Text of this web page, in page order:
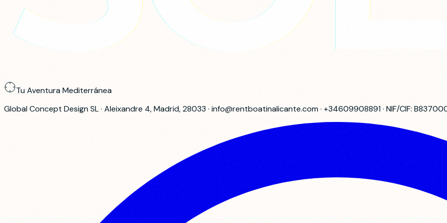
Tu Aventura Mediterránea
Global Concept Design SL · Aleixandre 4, Madrid, 28033 · info@rentboatinalicante.com · +34609908891 · NIF/CIF: